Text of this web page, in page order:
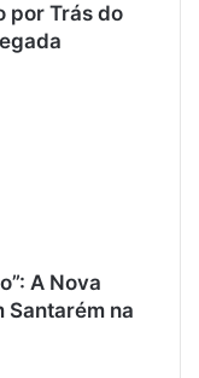
por Trás do
A Nova
Santarém na